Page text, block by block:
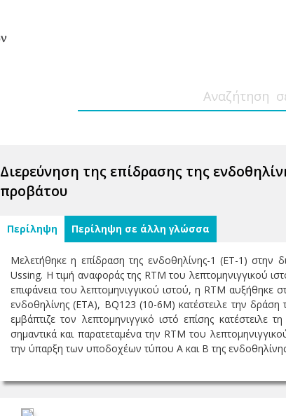
Διερεύνηση της επίδρασης της
προβάτου
Περίληψη Περίληψη σε άλλη γλώσσα
Μελετήθηκε η επίδραση της ενδοθηλίνης-1 (ΕΤ-1) στην
Ussing. Η τιμή αναφοράς της RTM του λεπτομηνιγγικού
επιφάνεια του λεπτομηνιγγικού ιστού, η RTM
ενδοθηλίνης (ETA), BQ123 (10-6M) κατέστειλε την
εμβάπτιζε τον λεπτομηνιγγικό ιστό επίσης
σημαντικά και παρατεταμένα την RTM του
την ύπαρξη των υποδοχέων τύπου Α και Β της